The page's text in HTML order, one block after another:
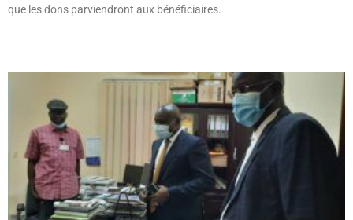
que les dons parviendront aux bénéficiaires.